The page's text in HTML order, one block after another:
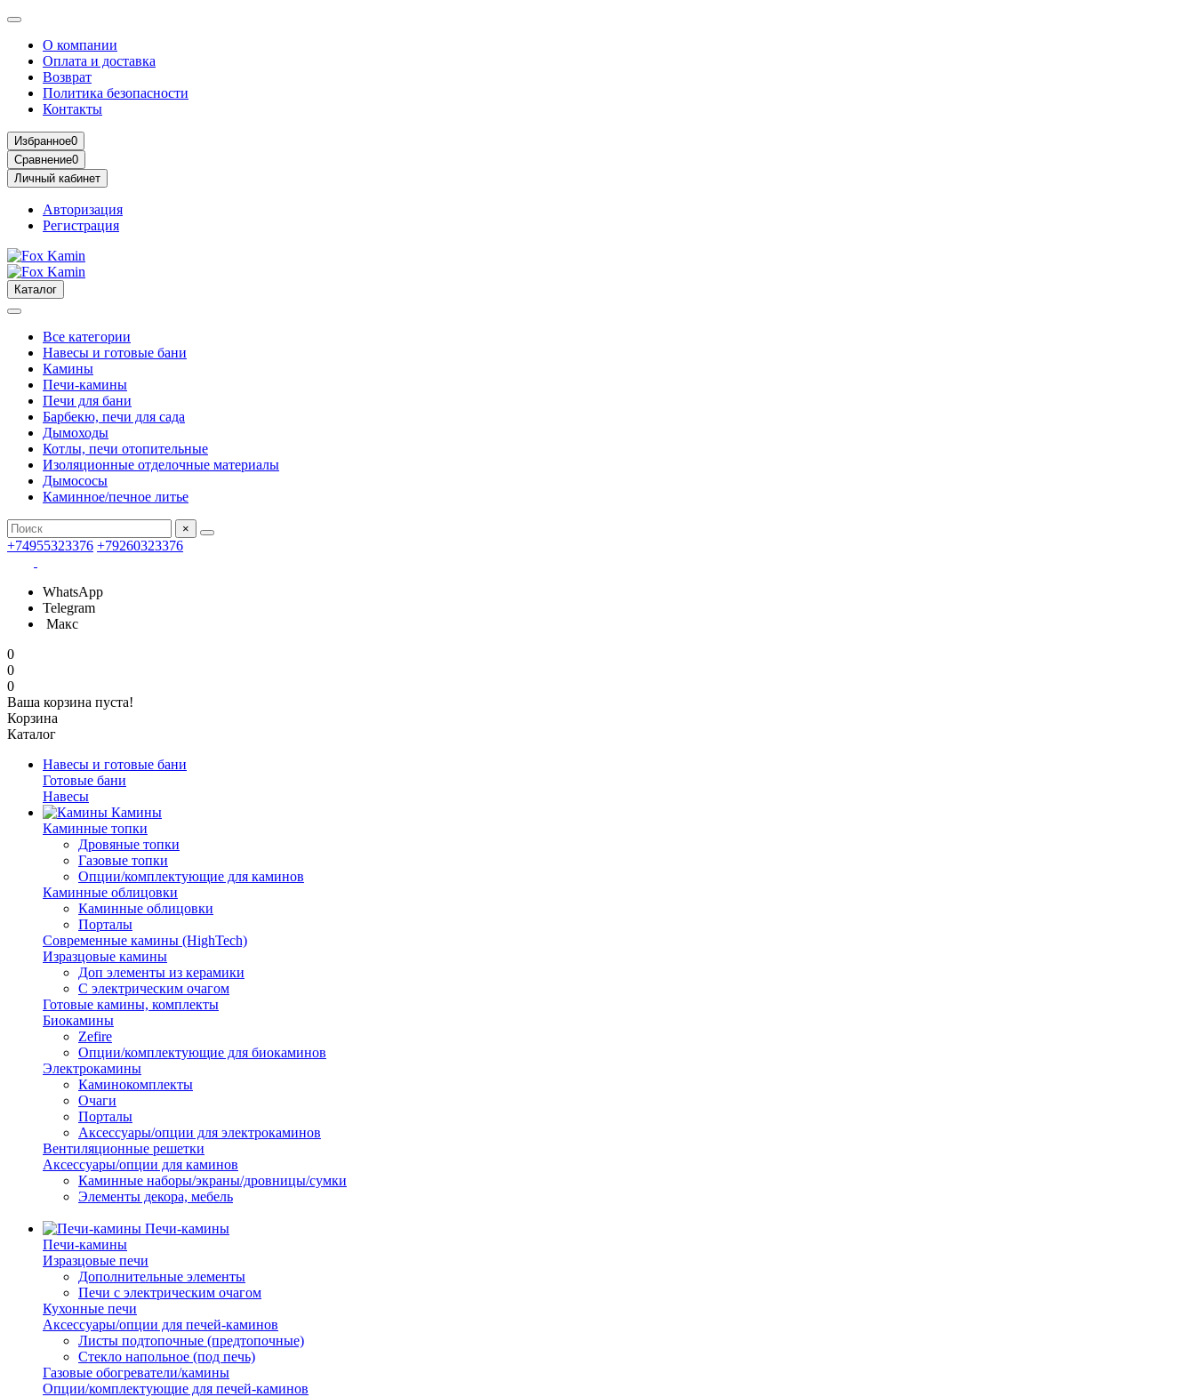
О компании
Оплата и доставка
Возврат
Политика безопасности
Контакты
Избранное0
Сравнение0
Личный кабинет
Авторизация
Регистрация
Каталог
Все категории
Навесы и готовые бани
Камины
Печи-камины
Печи для бани
Барбекю, печи для сада
Дымоходы
Котлы, печи отопительные
Изоляционные отделочные материалы
Дымососы
Каминное/печное литье
×
+74955323376 +79260323376
WhatsApp
Telegram
Макс
0
0
0
Ваша корзина пуста!
Корзина
Каталог
Навесы и готовые бани
Готовые бани
Навесы
Камины
Каминные топки
Дровяные топки
Газовые топки
Опции/комплектующие для каминов
Каминные облицовки
Каминные облицовки
Порталы
Современные камины (HighTech)
Изразцовые камины
Доп элементы из керамики
С электрическим очагом
Готовые камины, комплекты
Биокамины
Zefire
Опции/комплектующие для биокаминов
Электрокамины
Каминокомплекты
Очаги
Порталы
Аксессуары/опции для электрокаминов
Вентиляционные решетки
Аксессуары/опции для каминов
Каминные наборы/экраны/дровницы/сумки
Элементы декора, мебель
Печи-камины
Печи-камины
Изразцовые печи
Дополнительные элементы
Печи с электрическим очагом
Кухонные печи
Аксессуары/опции для печей-каминов
Листы подтопочные (предтопочные)
Стекло напольное (под печь)
Газовые обогреватели/камины
Опции/комплектующие для печей-каминов